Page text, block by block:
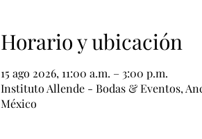
Horario y ubicación
15 ago 2026, 11:00 a.m. – 3:00 p.m.
Instituto Allende - Bodas & Eventos,
México